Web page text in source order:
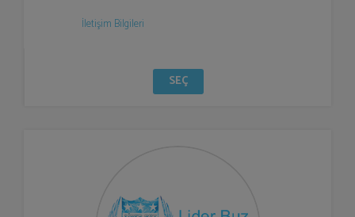
İletişim Bilgileri
SEÇ